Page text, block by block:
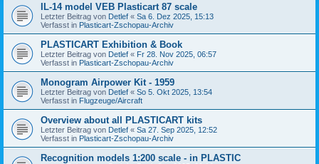
IL-14 model VEB Plasticart 87 scale
Letzter Beitrag von Detlef « Sa 6. Dez 2025, 15:13
Verfasst in Plasticart-Zschopau-Archiv
PLASTICART Exhibition & Book
Letzter Beitrag von Detlef « Fr 28. Nov 2025, 06:57
Verfasst in Plasticart-Zschopau-Archiv
Monogram Airpower Kit - 1959
Letzter Beitrag von Detlef « So 5. Okt 2025, 13:54
Verfasst in Flugzeuge/Aircraft
Overview about all PLASTICART kits
Letzter Beitrag von Detlef « Sa 27. Sep 2025, 12:52
Verfasst in Plasticart-Zschopau-Archiv
Recognition models 1:200 scale - in PLASTIC